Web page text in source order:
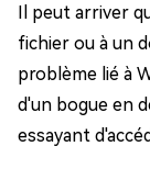
Il peut arriver
fichier ou à un
problème lié à
d'un bogue en
essayant